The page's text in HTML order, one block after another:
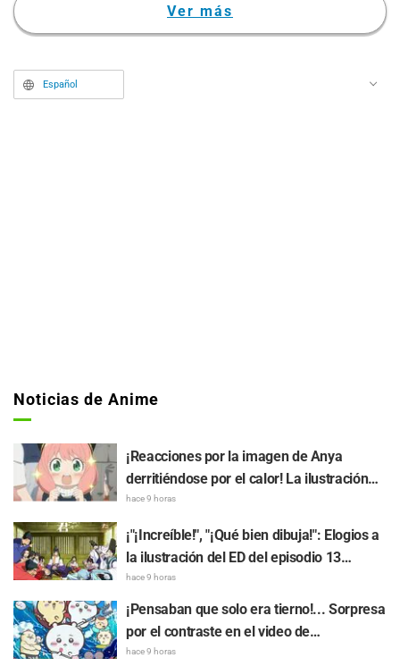
en redes sociales.
Ver más
Español
Noticias de Anime
¡Reacciones por la imagen de Anya
derritiéndose por el calor! La ilustración
promocional de "SPY x FAMILY" provoca
derritiendo"
hace 9 horas
¡"¡Increíble!", "¡Qué bien dibuja!": Elogios a
la ilustración del ED del episodio 13
realizada por Asaki Yuikawa, actriz de voz
del protagonista de "The Elusive Samurai"
hace 9 horas
¡Pensaban que solo era tierno!... Sorpresa
por el contraste en el video de
preparación previa al estreno de la
hace 9 horas